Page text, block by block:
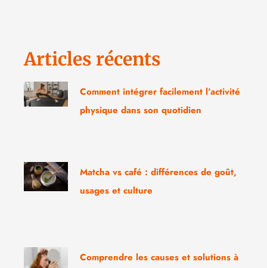
Articles récents
Comment intégrer facilement l’activité
physique dans son quotidien
Matcha vs café : différences de goût,
usages et culture
Comprendre les causes et solutions à